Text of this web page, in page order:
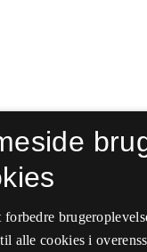
alle cookies i